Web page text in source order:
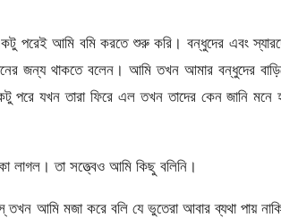
পরেই আমি বমি করতে শুরু করি। বন্ধুদের এবং
জন্য থাকতে বলেন। আমি তখন আমার বন্ধুদের
যখন তারা ফিরে এল তখন তাদের কেন জানি মনে
লাগল। তা সত্ত্বেও আমি কিছু বলিনি।
তখন আমি মজা করে বলি যে ভুতেরা আবার ব্যথা পায়